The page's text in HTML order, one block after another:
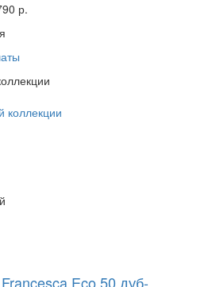
р.
коллекции
Eco 50 дуб-